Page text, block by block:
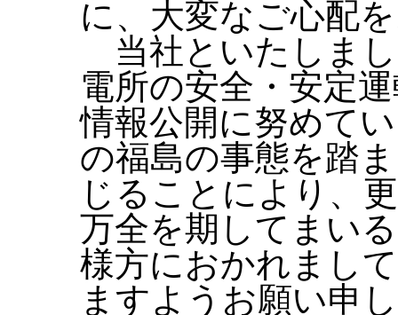
に、大変なご心配
当社といたしま
電所の安全・安定
情報公開に努めて
の福島の事態を踏
じることにより、
万全を期してまい
様方におかれまし
ますようお願い申